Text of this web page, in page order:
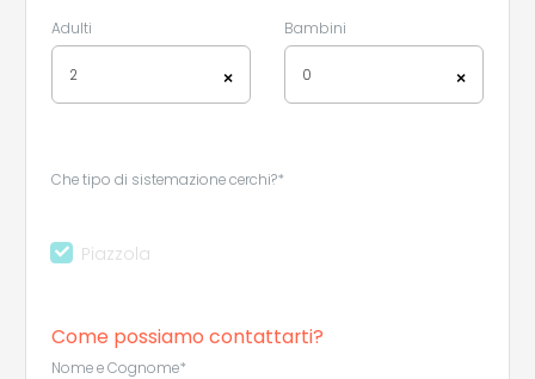
Adulti
×
2
Bambini
×
0
Che tipo di sistemazione cerchi?*
Piazzola
Come possiamo contattarti?
Nome e Cognome*